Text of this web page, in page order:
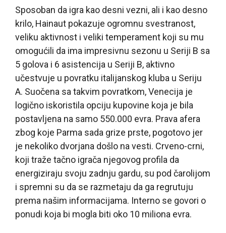
Sposoban da igra kao desni vezni, ali i kao desno
krilo, Hainaut pokazuje ogromnu svestranost,
veliku aktivnost i veliki temperament koji su mu
omogućili da ima impresivnu sezonu u Seriji B sa
5 golova i 6 asistencija u Seriji B, aktivno
učestvuje u povratku italijanskog kluba u Seriju
A. Suočena sa takvim povratkom, Venecija je
logično iskoristila opciju kupovine koja je bila
postavljena na samo 550.000 evra. Prava afera
zbog koje Parma sada grize prste, pogotovo jer
je nekoliko dvorjana došlo na vesti. Crveno-crni,
koji traže tačno igrača njegovog profila da
energiziraju svoju zadnju gardu, su pod čarolijom
i spremni su da se razmetaju da ga regrutuju
prema našim informacijama. Interno se govori o
ponudi koja bi mogla biti oko 10 miliona evra.